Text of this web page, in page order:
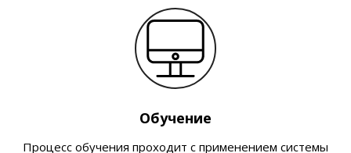
Обучение
Процесс обучения проходит с применением системы